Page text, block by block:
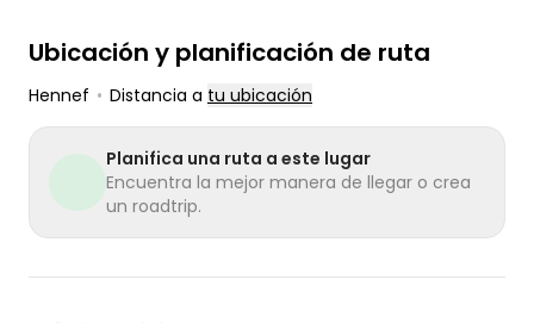
Ubicación y planificación de ruta
Hennef • Distancia a tu ubicación
Planifica una ruta a este lugar
Encuentra la mejor manera de llegar o crea
un roadtrip.